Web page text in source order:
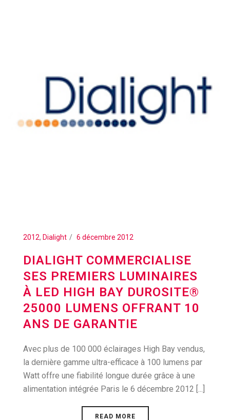
2012, Dialight 6 décembre 2012
DIALIGHT COMMERCIALISE
SES PREMIERS LUMINAIRES
À LED HIGH BAY DUROSITE®
25000 LUMENS OFFRANT 10
ANS DE GARANTIE
Avec plus de 100 000 éclairages High Bay vendus,
la dernière gamme ultra-efficace à 100 lumens par
Watt offre une fiabilité longue durée grâce à une
alimentation intégrée Paris le 6 décembre 2012 [...]
READ MORE